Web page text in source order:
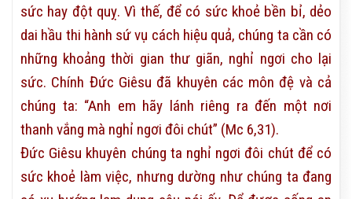
sức hay đột quỵ. Vì thế, để có sức khoẻ bền bỉ, dẻo
dai hầu thi hành sứ vụ cách hiệu quả, chúng ta cần có
những khoảng thời gian thư giãn, nghỉ ngơi cho lại
sức. Chính Đức Giêsu đã khuyên các môn đệ và cả
chúng ta: “Anh em hãy lánh riêng ra đến một nơi
thanh vắng mà nghỉ ngơi đôi chút” (Mc 6,31).
Đức Giêsu khuyên chúng ta nghỉ ngơi đôi chút để có
sức khoẻ làm việc, nhưng dường như chúng ta đang